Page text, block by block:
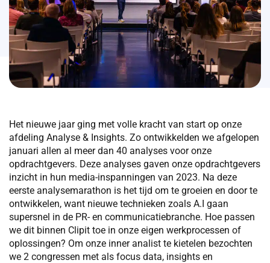
Het nieuwe jaar ging met volle kracht van start op onze
afdeling Analyse & Insights. Zo ontwikkelden we afgelopen
januari allen al meer dan 40 analyses voor onze
opdrachtgevers. Deze analyses gaven onze opdrachtgevers
inzicht in hun media-inspanningen van 2023. Na deze
eerste analysemarathon is het tijd om te groeien en door te
ontwikkelen, want nieuwe technieken zoals A.I gaan
supersnel in de PR- en communicatiebranche. Hoe passen
we dit binnen Clipit toe in onze eigen werkprocessen of
oplossingen? Om onze inner analist te kietelen bezochten
we 2 congressen met als focus data, insights en